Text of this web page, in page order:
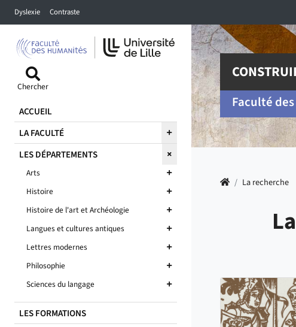
Dyslexie Contraste
Chercher
ACCUEIL
LA FACULTÉ
LES DÉPARTEMENTS
Arts
Histoire
Histoire de l'art et Archéologie
Langues et cultures antiques
Lettres modernes
Philosophie
Sciences du langage
LES FORMATIONS
Faculté
Accueil
/ La recherche